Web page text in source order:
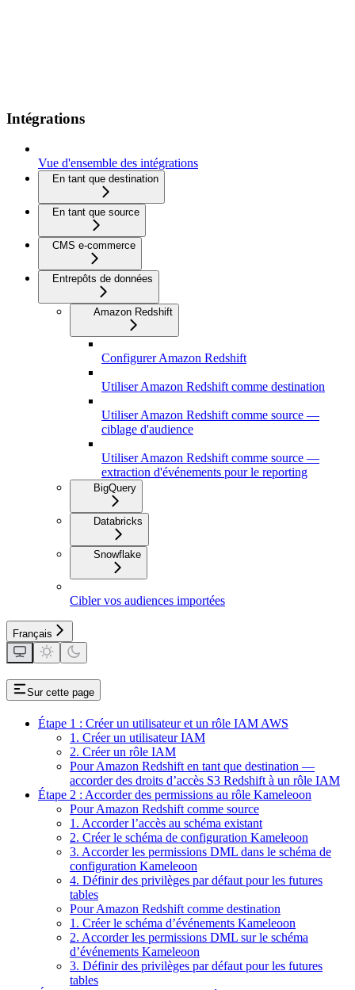
Intégrations
Vue d'ensemble des intégrations
En tant que destination
En tant que source
CMS e-commerce
Entrepôts de données
Amazon Redshift
Configurer Amazon Redshift
Utiliser Amazon Redshift comme destination
Utiliser Amazon Redshift comme source —
ciblage d'audience
Utiliser Amazon Redshift comme source —
extraction d'événements pour le reporting
BigQuery
Databricks
Snowflake
Cibler vos audiences importées
Français
Sur cette page
Étape 1 : Créer un utilisateur et un rôle IAM AWS
1. Créer un utilisateur IAM
2. Créer un rôle IAM
Pour Amazon Redshift en tant que destination —
accorder des droits d’accès S3 Redshift à un rôle IAM
Étape 2 : Accorder des permissions au rôle Kameleoon
Pour Amazon Redshift comme source
1. Accorder l’accès au schéma existant
2. Créer le schéma de configuration Kameleoon
3. Accorder les permissions DML dans le schéma de
configuration Kameleoon
4. Définir des privilèges par défaut pour les futures
tables
Pour Amazon Redshift comme destination
1. Créer le schéma d’événements Kameleoon
2. Accorder les permissions DML sur le schéma
d’événements Kameleoon
3. Définir des privilèges par défaut pour les futures
tables